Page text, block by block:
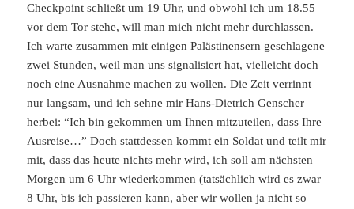
Checkpoint schließt um 19 Uhr, und obwohl ich um 18.55
vor dem Tor stehe, will man mich nicht mehr durchlassen.
Ich warte zusammen mit einigen Palästinensern geschlagene
zwei Stunden, weil man uns signalisiert hat, vielleicht doch
noch eine Ausnahme machen zu wollen. Die Zeit verrinnt
nur langsam, und ich sehne mir Hans-Dietrich Genscher
herbei: “Ich bin gekommen um Ihnen mitzuteilen, dass Ihre
Ausreise…” Doch stattdessen kommt ein Soldat und teilt mir
mit, dass das heute nichts mehr wird, ich soll am nächsten
Morgen um 6 Uhr wiederkommen (tatsächlich wird es zwar
8 Uhr, bis ich passieren kann, aber wir wollen ja nicht so